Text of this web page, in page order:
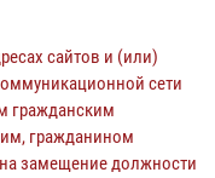
сайтов и (или)
сети
гражданским
гражданином
замещение должности